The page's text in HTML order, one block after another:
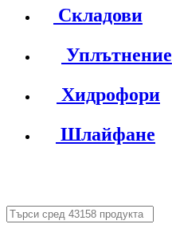
Складови
Уплътнение
Хидрофори
Шлайфане